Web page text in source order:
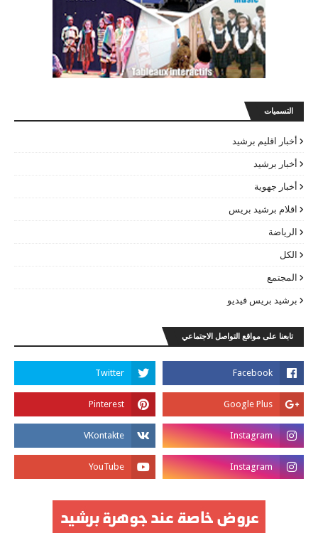
التسميات
أخبار اقليم برشيد
أخبار برشيد
أخبار جهوية
اقلام برشيد بريس
الرياضة
الكل
المجتمع
برشيد بريس فيديو
تابعنا على مواقع التواصل الاجتماعي